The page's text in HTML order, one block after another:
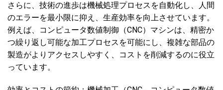
さらに、技術の進歩は機械処理プロセスを自動化し、人間
のエラーを最小限に抑え、生産効率を向上させています。
例えば、コンピュータ数値制御（CNC）マシンは、精密か
つ繰り返し可能な加工プロセスを可能にし、複雑な部品の
製造がよりアクセスしやすく、コストを削減するのに役立
っています。